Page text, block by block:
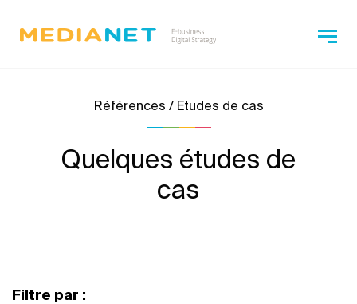
Références / Etudes de cas
Quelques études de
cas
Filtre par :